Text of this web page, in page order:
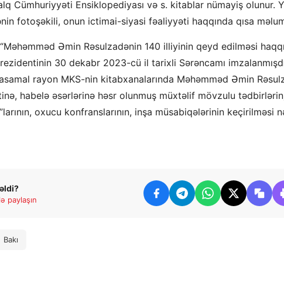
Cümhuriyyəti Ensiklopediyası və s. kitablar nümayiş olunur.
fotoşəkili, onun ictimai-siyasi fəaliyyəti haqqında qısa
Əmin Rəsulzadənin 140 illiyinin qeyd edilməsi
30 dekabr 2023-cü il tarixli Sərəncamı
rayon MKS-nin kitabxanalarında Məhəmməd Əmin
habelə əsərlərinə həsr olunmuş müxtəlif mövzulu tədbirlərin,
oxucu konfranslarının, inşa müsabiqələrinin keçirilməsi
paylaşın
Bakı